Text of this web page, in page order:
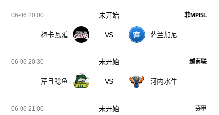
06-06 20:00 菲MPBL
梅卡瓦延 VS 萨兰加尼
未开始
06-06 20:30 越南联
芹且鲶鱼 VS 河内水牛
未开始
06-06 21:00 芬甲
未开始